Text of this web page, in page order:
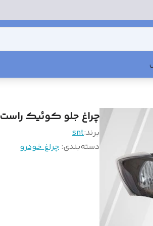
چراغ جلو کوئیک راست snt
برند:snt
دسته‌بندی: چراغ خودرو